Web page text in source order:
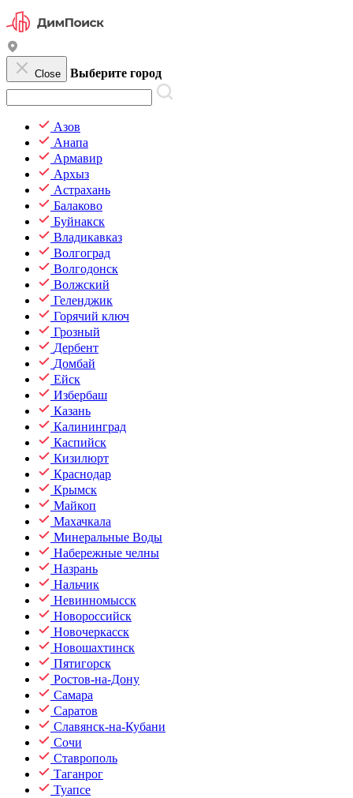
Close Выберите город
Азов
Анапа
Армавир
Архыз
Астрахань
Балаково
Буйнакск
Владикавказ
Волгоград
Волгодонск
Волжский
Геленджик
Горячий ключ
Грозный
Дербент
Домбай
Ейск
Избербаш
Казань
Калининград
Каспийск
Кизилюрт
Краснодар
Крымск
Майкоп
Махачкала
Минеральные Воды
Набережные челны
Назрань
Нальчик
Невинномысск
Новороссийск
Новочеркасск
Новошахтинск
Пятигорск
Ростов-на-Дону
Самара
Саратов
Славянск-на-Кубани
Сочи
Ставрополь
Таганрог
Туапсе